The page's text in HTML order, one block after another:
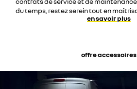
du temps, restez serein tout en
en savoir plus
offre accessoires